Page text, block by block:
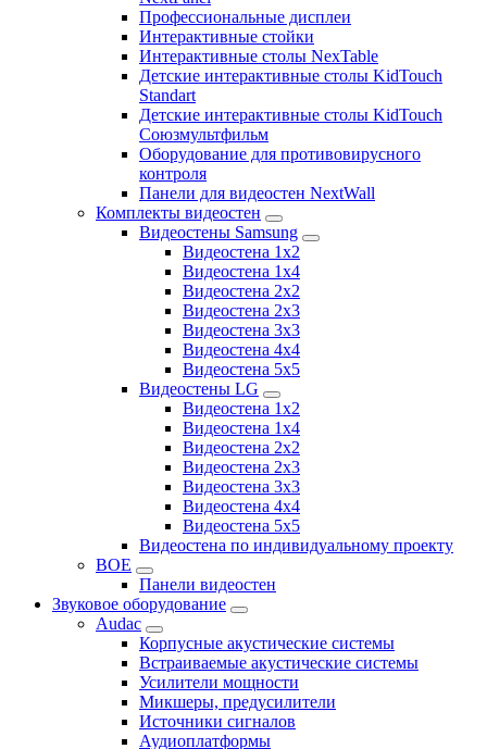
Профессиональные дисплеи
Интерактивные стойки
Интерактивные столы NexTable
Детские интерактивные столы KidTouch
Standart
Детские интерактивные столы KidTouch
Союзмультфильм
Оборудование для противовирусного
контроля
Панели для видеостен NextWall
Комплекты видеостен
Видеостены Samsung
Видеостена 1x2
Видеостена 1x4
Видеостена 2x2
Видеостена 2х3
Видеостена 3x3
Видеостена 4x4
Видеостена 5x5
Видеостены LG
Видеостена 1x2
Видеостена 1x4
Видеостена 2x2
Видеостена 2x3
Видеостена 3x3
Видеостена 4x4
Видеостена 5x5
Видеостена по индивидуальному проекту
BOE
Панели видеостен
Звуковое оборудование
Audac
Корпусные акустические системы
Встраиваемые акустические системы
Усилители мощности
Микшеры, предусилители
Источники сигналов
Аудиоплатформы